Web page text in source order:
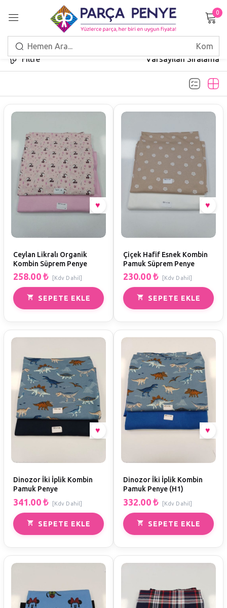
0
Filtre Varsayılan Sıralama
SEPETE EKLE
Ceylan Likralı Organik
Kombin Süprem Penye
258.00 ₺ [Kdv Dahil]
SEPETE EKLE
Çiçek Hafif Esnek Kombin
Pamuk Süprem Penye
230.00 ₺ [Kdv Dahil]
SEPETE EKLE
Dinozor İki İplik Kombin
Pamuk Penye
341.00 ₺ [Kdv Dahil]
SEPETE EKLE
Dinozor İki İplik Kombin
Pamuk Penye (H1)
332.00 ₺ [Kdv Dahil]
Giriş Yap
HESAP OLUŞTUR